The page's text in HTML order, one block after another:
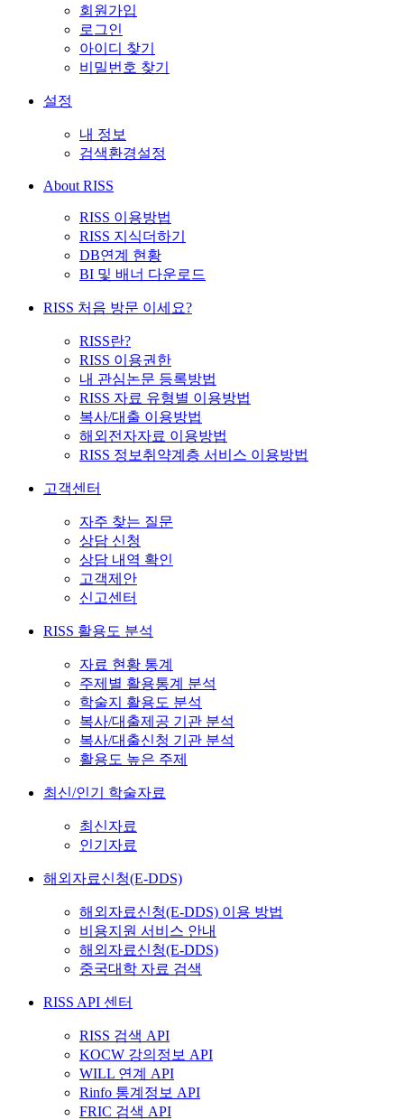
회원가입
로그인
아이디 찾기
비밀번호 찾기
설정
내 정보
검색환경설정
About RISS
RISS 이용방법
RISS 지식더하기
DB연계 현황
BI 및 배너 다운로드
RISS 처음 방문 이세요?
RISS란?
RISS 이용권한
내 관심논문 등록방법
RISS 자료 유형별 이용방법
복사/대출 이용방법
해외전자자료 이용방법
RISS 정보취약계층 서비스 이용방법
고객센터
자주 찾는 질문
상담 신청
상담 내역 확인
고객제안
신고센터
RISS 활용도 분석
자료 현황 통계
주제별 활용통계 분석
학술지 활용도 분석
복사/대출제공 기관 분석
복사/대출신청 기관 분석
활용도 높은 주제
최신/인기 학술자료
최신자료
인기자료
해외자료신청(E-DDS)
해외자료신청(E-DDS) 이용 방법
비용지원 서비스 안내
해외자료신청(E-DDS)
중국대학 자료 검색
RISS API 센터
RISS 검색 API
KOCW 강의정보 API
WILL 연계 API
Rinfo 통계정보 API
FRIC 검색 API